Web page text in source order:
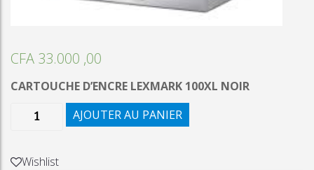
CFA 33.000 ,00
CARTOUCHE D’ENCRE LEXMARK 100XL NOIR
quantité
D'ENCRE
AJOUTER AU PANIER
Wishlist